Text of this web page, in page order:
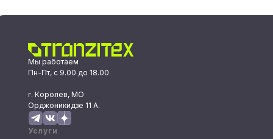
Мы работаем
Пн-Пт, с 9.00 до 18.00
г. Королев, МО
Орджоникидзе 11 А.
Услуги